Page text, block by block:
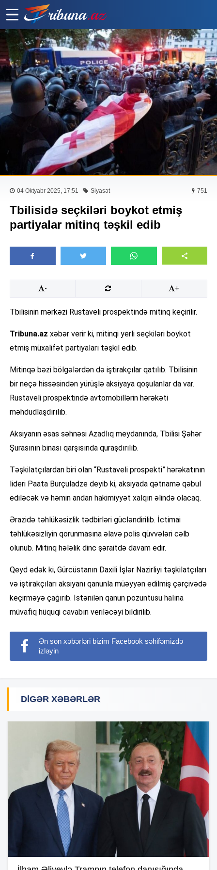
04 Oktyabr 2025, 17:51 Siyasət 751
Tbilisidə seçkiləri boykot etmiş
partiyalar mitinq təşkil edib
- +
Tbilisinin mərkəzi Rustaveli prospektində mitinq keçirilir.
Tribuna.az xəbər verir ki, mitinqi yerli seçkiləri boykot
etmiş müxalifət partiyaları təşkil edib.
Mitinqə bəzi bölgələrdən də iştirakçılar qatılıb. Tbilisinin
bir neçə hissəsindən yürüşlə aksiyaya qoşulanlar da var.
Rustaveli prospektində avtomobillərin hərəkəti
məhdudlaşdırılıb.
Aksiyanın əsas səhnəsi Azadlıq meydanında, Tbilisi Şəhər
Şurasının binası qarşısında quraşdırılıb.
Təşkilatçılardan biri olan “Rustaveli prospekti” hərəkatının
lideri Paata Burçuladze deyib ki, aksiyada qətnamə qəbul
ediləcək və həmin andan hakimiyyət xalqın əlində olacaq.
Ərazidə təhlükəsizlik tədbirləri gücləndirilib. İctimai
təhlükəsizliyin qorunmasına əlavə polis qüvvələri cəlb
olunub. Mitinq hələlik dinc şəraitdə davam edir.
Qeyd edək ki, Gürcüstanın Daxili İşlər Nazirliyi təşkilatçıları
və iştirakçıları aksiyanı qanunla müəyyən edilmiş çərçivədə
keçirməyə çağırıb. İstənilən qanun pozuntusu halına
müvafiq hüquqi cavabın veriləcəyi bildirilib.
Ən son xəbərləri bizim Facebook səhifəmizdə
izləyin
DIGƏR XƏBƏRLƏR